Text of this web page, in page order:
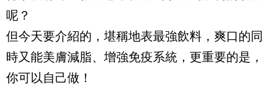
呢？
但今天要介紹的，堪稱地表最強飲料，爽口的同
時又能美膚減脂、增強免疫系統，更重要的是，
你可以自己做！